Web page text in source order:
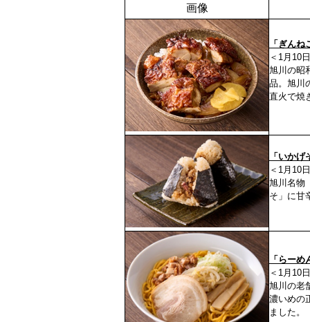
画像
「ぎん
＜1月10
旭川の昭
品。旭川
直火で焼
「いか
＜1月10
旭川名物
そ」に甘
「らー
＜1月10
旭川の老
濃いめの
ました。